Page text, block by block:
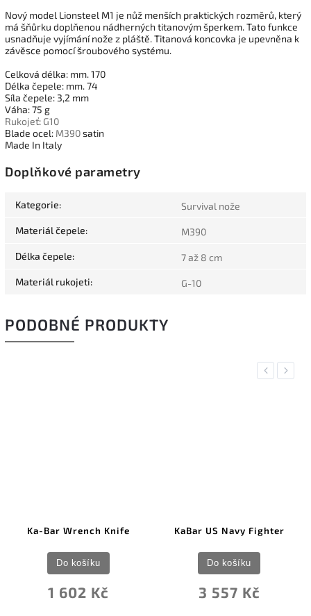
Nový model Lionsteel M1 je nůž menších praktických rozměrů, který
má šňůrku doplňenou nádherných titanovým šperkem. Tato funkce
usnadňuje vyjímání nože z pláště. Titanová koncovka je upevněna k
závěsce pomocí šroubového systému.
Celková délka: mm. 170
Délka čepele: mm. 74
Síla čepele: 3,2 mm
Váha: 75 g
Rukojeť: G10
Blade ocel: M390satin
Made In Italy
Doplňkové parametry
Kategorie: Survival nože
Materiál čepele: M390
Délka čepele: 7 až 8 cm
Materiál rukojeti: G-10
PODOBNÉ PRODUKTY
Previous
Ka-Bar Wrench Knife
1 602 Kč
Do košíku
KaBar US Navy Fighter
3 557 Kč
Do košíku
Next